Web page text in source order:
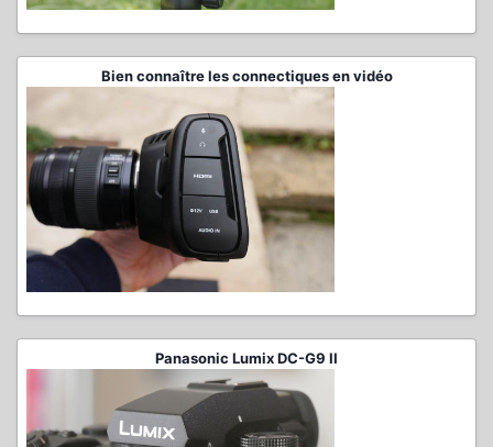
Bien connaître les connectiques en vidéo
Panasonic Lumix DC-G9 II